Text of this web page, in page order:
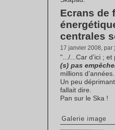
Ecrans de
centrales
17 janvier 2008, par
".../...Car d’ici ;
(s) pas
millions
Un peu
fallait dire.
Pan sur le Ska !
Galerie image